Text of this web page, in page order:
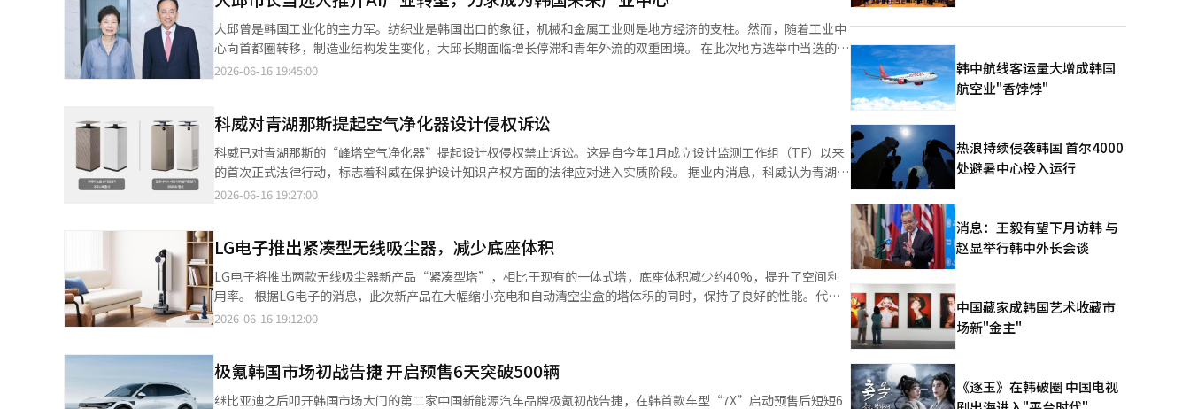
大邱曾是韩国工业化的主力军。纺织业是韩国出口的象征，机械和金属工业则是地方经济的支柱。然而，随着工业中
心向首都圈转移，制造业结构发生变化，大邱长期面临增长停滞和青年外流的双重困境。 在此次地方选举中当选的秋
庆浩市长正面对此现实。他指出，大邱经济仍停留在中小企业主导的材料、零部件和设备产业，强调需要进行产业结
否在AI时代实现再次腾飞。 从纺织城市到AI产业城市，大邱的最后一搏 大邱长期以来一直在谈论变革的必要性，问题
在于方向。纺织业衰退后，新的增长动力并未明显建立。尽管有高端医疗复合区和国家产业园区的建设、机器人产业
的培育等多种尝试，但要改变首都圈集中和青年外流的巨大趋势仍显不足。 秋庆浩当选人提出了不同的思路。他并不
是仅仅改善产业结构的一部分，而是要彻底改变经济地图。他提出的“经济大改造”的核心是引进超大型企业。通过
引进三星电子和SK海力士的半导体工厂、特斯拉亚洲第二工厂、现代机器人全球研发校园，彻底改变大邱的产业结
望的企业。然而，更重要的是方向性。秋市长认为，大邱的问题不仅仅是经济衰退，而是产业结构的问题。他判断，
若地方经济仍停留在中小企业主导的结构，青年人才必然会流失，企业也只能向首都圈迁移。 AI时代，规模经济变得
愈发重要。半导体、数据中心和AI研发都需要巨额资本和人才。最终，大邱要生存下去，必须进行产业结构的彻底转
变，而非小幅改善。秋当选人的胜负关键正是在于此。 半导体与特斯拉，大邱梦寐以求的新增长引擎 秋当选人承诺
的核心是半导体和未来汽车。他表示将把大邱从材料和零部件城市转变为整车和半导体生产城市。特别是通过引进三
车和机器人都离不开半导体。各国将半导体视为国家战略产业的原因也在于此。秋市长声称，大邱拥有丰富的工业用
水和稳定的电力，以及与TK新机场相连的物流基础设施。此外，通过庆北大学和DGIST的人才供给能力也是其优
势。 更引人注目的是引进特斯拉亚洲第二工厂的承诺。这不仅仅是引进一家汽车工厂的意义。特斯拉是一家同时拥有
2026-06-16 19:45:00
科威对青湖那斯提起空气净化器设计侵权诉讼
科威已对青湖那斯的“峰塔空气净化器”提起设计权侵权禁止诉讼。这是自今年1月成立设计监测工作组（TF）以来
的首次正式法律行动，标志着科威在保护设计知识产权方面的法律应对进入实质阶段。 据业内消息，科威认为青湖那
斯于2月推出的峰塔空气净化器侵犯了其“诺布空气净化器”的设计权，并于2日向法院提交了诉状。 科威所关注的
题。科威在2020年12月申请了相关设计权，并于2021年4月完成注册。自那时起，诺布系列已成为科威在高端空气净
化器市场的代表性设计产品，因此科威认为类似产品的推出可能会侵害其品牌资产。 科威主张青湖那斯的产品发布不
仅是偶然的外观相似，而是未经授权使用了其投资和努力所取得的成果。因此，科威认为这不仅构成设计权侵权，还
违反了反不正当竞争法。 在家电行业，随着高端产品竞争不仅限于性能，还扩展到外观设计和空间装修适配性，设计
权争议已成为品牌差异化的核心议题。 科威在1月首次成立了设计监测TF，建立了对类似和模仿设计的常态应对机
企业长期积累的技术实力和创造力的核心资产，通过保护正当权利，确保公平竞争环境，我们将根据原则应对知识产
权侵害行为。”
2026-06-16 19:27:00
LG电子推出紧凑型无线吸尘器，减少底座体积
LG电子将推出两款无线吸尘器新产品“紧凑型塔”，相比于现有的一体式塔，底座体积减少约40%，提升了空间利
用率。 根据LG电子的消息，此次新产品在大幅缩小充电和自动清空尘盒的塔体积的同时，保持了良好的性能。代表
型号“A7核心+紧凑型塔”最大吸力可达220W。塔内配备了2.1L容量的尘盒，体积更小。 水拖兼用型号配备450mL
LG电子此次新产品的推出，使无线吸尘器系列扩展至五款，分别为：A9 AI（高端）、A7核心+（实用型）、A5（轻
量型）等。 新产品将于17日开始销售，首发为A7型号，随后将在在线品牌店和LG最佳店等渠道陆续上市。A7核心
2026-06-16 19:12:00
极氪韩国市场初战告捷 开启预售6天突破500辆
继比亚迪之后叩开韩国市场大门的第二家中国新能源汽车品牌极氪初战告捷，在韩首款车型“7X”启动预售后短短6
版
韩中航线客运量大增成韩国
航空业"香饽饽"
热浪持续侵袭韩国 首尔4000
处避暑中心投入运行
消息：王毅有望下月访韩 与
赵显举行韩中外长会谈
中国藏家成韩国艺术收藏市
场新"金主"
《逐玉》在韩破圈 中国电视